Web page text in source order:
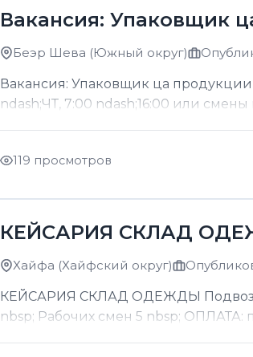
Вакансия: Упаковщик
Беэр Шева (Южный округ)
Вакансия: Упаковщик ца
ndash;ЧТ, 7:00 ndash;16:00 или
119 просмотров
КЕЙСАРИЯ СКЛАД
Хайфа (Хайфский округ)
КЕЙСАРИЯ СКЛАД ОДЕЖДЫ
nbsp; Рабочих смен 5 nbsp;